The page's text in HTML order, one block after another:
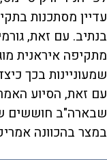
עדיין מסתכנות
בנתיב. עם זאת,
מתקיפה איראנית
שמעוניינות בכך
עם זאת, הסיוע
שבארה"ב חוששים
במצר בהכוונה